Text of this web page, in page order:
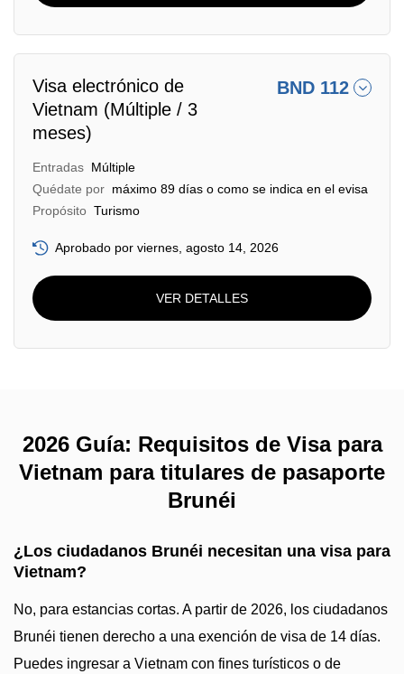
Visa electrónico de
Vietnam (Múltiple / 3
meses)
BND 112
Entradas Múltiple
Quédate por máximo 89 días o como se indica en el evisa
Propósito Turismo
Aprobado por viernes, agosto 14, 2026
VER DETALLES
2026 Guía: Requisitos de Visa para
Vietnam para titulares de pasaporte
Brunéi
¿Los ciudadanos Brunéi necesitan una visa para
Vietnam?
No, para estancias cortas. A partir de 2026, los ciudadanos
Brunéi tienen derecho a una exención de visa de 14 días.
Puedes ingresar a Vietnam con fines turísticos o de